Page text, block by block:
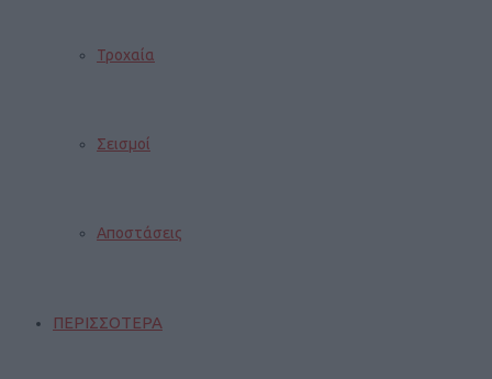
Τροχαία
Σεισμοί
Αποστάσεις
ΠΕΡΙΣΣΟΤΕΡΑ